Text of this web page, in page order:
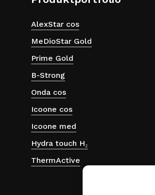
AlexStar cos
MeDioStar Gold
Prime Gold
B-Strong
Onda cos
Icoone cos
Icoone med
Hydra touch H₂
ThermActive